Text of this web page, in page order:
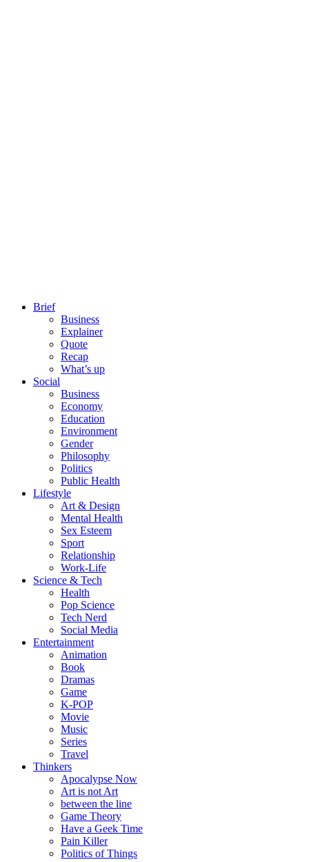
Brief
Business
Explainer
Quote
Recap
What’s up
Social
Business
Economy
Education
Environment
Gender
Philosophy
Politics
Public Health
Lifestyle
Art & Design
Mental Health
Sex Esteem
Sport
Relationship
Work-Life
Science & Tech
Health
Pop Science
Tech Nerd
Social Media
Entertainment
Animation
Book
Dramas
Game
K-POP
Movie
Music
Series
Travel
Thinkers
Apocalypse Now
Art is not Art
between the line
Game Theory
Have a Geek Time
Pain Killer
Politics of Things